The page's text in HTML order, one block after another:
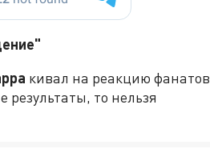
кивал на реакцию фанатов
то нельзя